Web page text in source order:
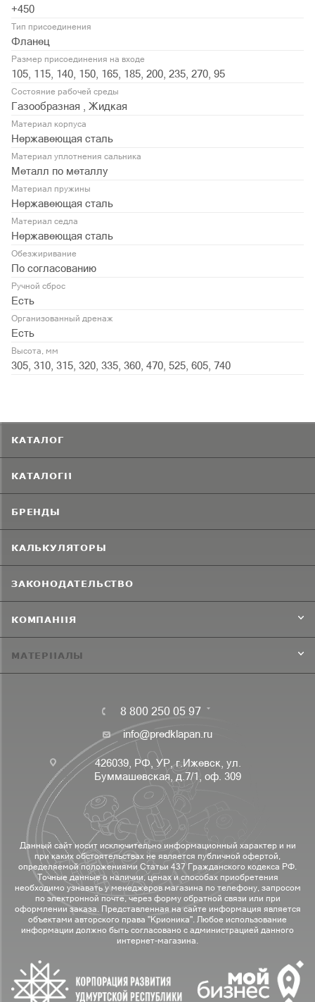
+450
Тип присоединения
Фланец
Размер присоединения на входе
105, 115, 140, 150, 165, 185, 200, 235, 270, 95
Состояние рабочей среды
Газообразная , Жидкая
Материал корпуса
Нержавеющая сталь
Материал уплотнения сальника
Металл по металлу
Материал пружины
Нержавеющая сталь
Материал седла
Нержавеющая сталь
Обезжиривание
По согласованию
Ручной сброс
Есть
Организованный дренаж
Есть
Высота, мм
305, 310, 315, 320, 335, 360, 470, 525, 605, 740
КАТАЛОГ
КАТАЛОГИ
БРЕНДЫ
КАЛЬКУЛЯТОРЫ
ЗАКОНОДАТЕЛЬСТВО
КОМПАНИЯ
МАТЕРИАЛЫ
8 800 250 05 97
info@predklapan.ru
426039, РФ, УР, г.Ижевск, ул.
Буммашевская, д.7/1, оф. 309
Данный сайт носит исключительно информационный характер и ни
при каких обстоятельствах не является публичной офертой,
определяемой положениями Статьи 437 Гражданского кодекса РФ.
Точные данные о наличии, ценах и способах приобретения
необходимо узнавать у менеджеров магазина по телефону, запросом
по электронной почте, через форму обратной связи или при
оформлении заказа. Представленная на сайте информация является
объектами авторского права "Крионика". Любое использование
информации должно быть согласовано с администрацией данного
интернет-магазина.